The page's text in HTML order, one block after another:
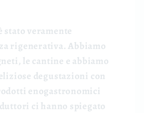
veramente
rigenerativa. Abbiamo
le cantine e abbiamo
degustazioni con
enogastronomici
ci hanno spiegato